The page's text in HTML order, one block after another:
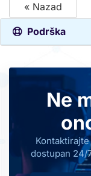
« Nazad
Podrška
Ne
dostupan 24/